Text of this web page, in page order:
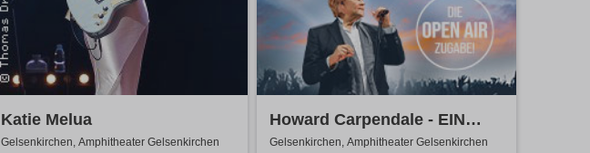
Katie Melua
Gelsenkirchen, Amphitheater Gelsenkirchen
Howard Carpendale - EIN
SOMMER MIT EUCH – 2026
Gelsenkirchen, Amphitheater Gelsenkirchen